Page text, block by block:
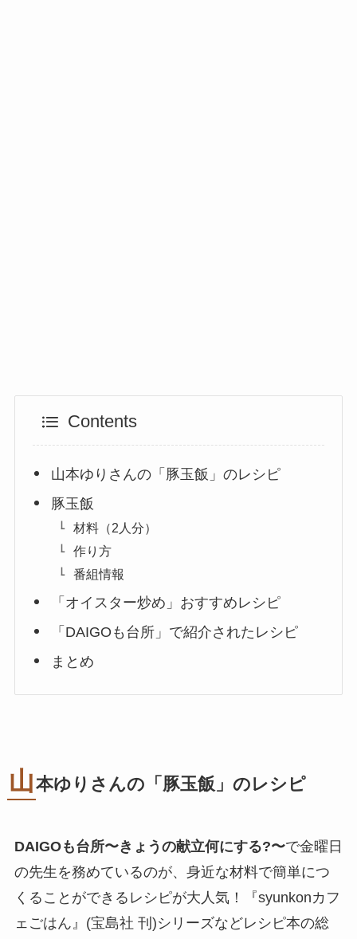
Contents
山本ゆりさんの「豚玉飯」のレシピ
豚玉飯
材料（2人分）
作り方
番組情報
「オイスター炒め」おすすめレシピ
「DAIGOも台所」で紹介されたレシピ
まとめ
山本ゆりさんの「 豚玉飯 」のレシピ
DAIGOも台所〜きょうの献立何にする?〜で金曜日
の先生を務めているのが、身近な材料で簡単につ
くることができるレシピが大人気！『syunkonカフ
ェごはん』(宝島社 刊)シリーズなどレシピ本の総